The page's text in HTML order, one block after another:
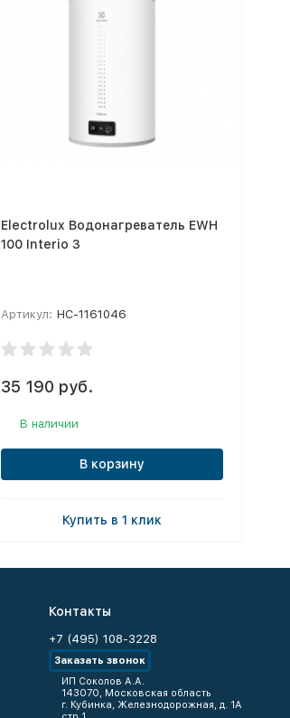
Electrolux Водонагреватель EWH
100 Interio 3
Артикул: НС-1161046
35 190 руб.
В наличии
В корзину
Купить в 1 клик
Контакты
+7 (495) 108-3228
Заказать звонок
ИП Соколов А.А.
143070, Московская область
г. Кубинка, Железнодорожная, д. 1А